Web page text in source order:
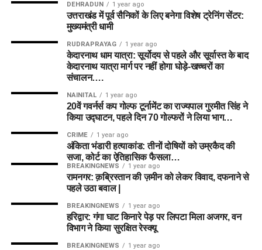
DEHRADUN 1 year ago
उत्तराखंड में पूर्व सैनिकों के लिए बनेगा विशेष ट्रेनिंग सेंटर:
मुख्यमंत्री धामी
RUDRAPRAYAG 1 year ago
केदारनाथ धाम यात्रा: सूर्योदय से पहले और सूर्यास्त के बाद
केदारनाथ यात्रा मार्ग पर नहीं होगा घोड़े-खच्चरों का
संचालन….
NAINITAL 1 year ago
20वें गवर्नर्स कप गोल्फ टूर्नामेंट का राज्यपाल गुरमीत सिंह ने
किया उद्घाटन, पहले दिन 70 गोल्फरों ने लिया भाग…
CRIME 1 year ago
अंकिता भंडारी हत्याकांड: तीनों दोषियों को उम्रकैद की
सजा, कोर्ट का ऐतिहासिक फैसला…
BREAKINGNEWS 1 year ago
रामनगर: क़ब्रिस्तान की ज़मीन को लेकर विवाद, दफनाने से
पहले उठा बवाल |
BREAKINGNEWS 1 year ago
हरिद्वार: गंगा घाट किनारे पेड़ पर लिपटा मिला अजगर, वन
विभाग ने किया सुरक्षित रेस्क्यू
BREAKINGNEWS 1 year ago